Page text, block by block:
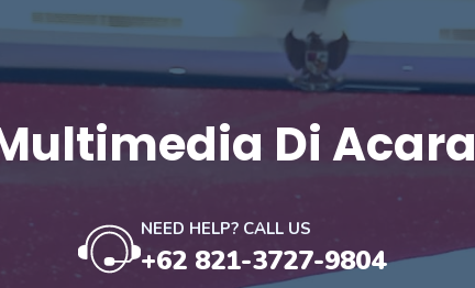
Di Acara
NEED HELP? CALL US
+62 821-3727-9804